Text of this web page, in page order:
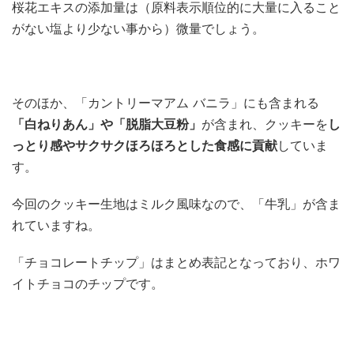
桜花エキスの添加量は（原料表示順位的に大量に入ること
がない塩より少ない事から）微量でしょう。
そのほか、「カントリーマアム バニラ」にも含まれる
「白ねりあん」や「脱脂大豆粉」 が含まれ、クッキーを し
っとり感やサクサクほろほろとした食感に貢献していま
す。
今回のクッキー生地はミルク風味なので、「牛乳」が含ま
れていますね。
「チョコレートチップ」はまとめ表記となっており、ホワ
イトチョコのチップです。